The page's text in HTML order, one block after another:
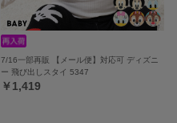
7/16一部再販 【メール便】対応可 ディズニ
ー 飛び出しスタイ 5347
￥1,419